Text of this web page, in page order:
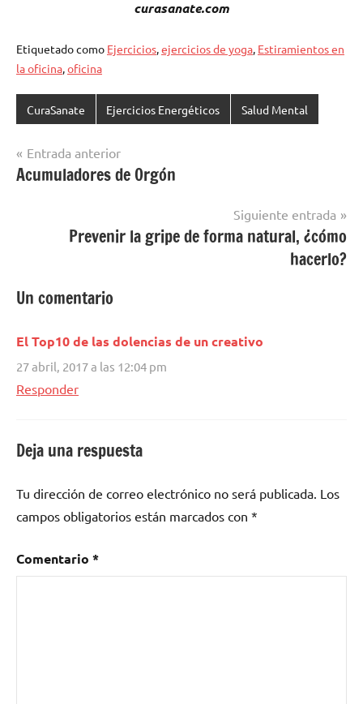
curasanate.com
Etiquetado como Ejercicios,ejercicios de yoga, Estiramientos en
la oficina,oficina
CuraSanate Ejercicios Energéticos Salud Mental
Navegación
de
Entrada anterior
Acumuladores de Orgón
Siguiente entrada
Prevenir la gripe de forma natural, ¿cómo
hacerlo?
Un comentario
El Top10 de las dolencias de un creativo
27 abril, 2017 a las 12:04 pm
Responder
Deja una respuesta
Tu dirección de correo electrónico no será publicada. Los
campos obligatorios están marcados con *
Comentario *